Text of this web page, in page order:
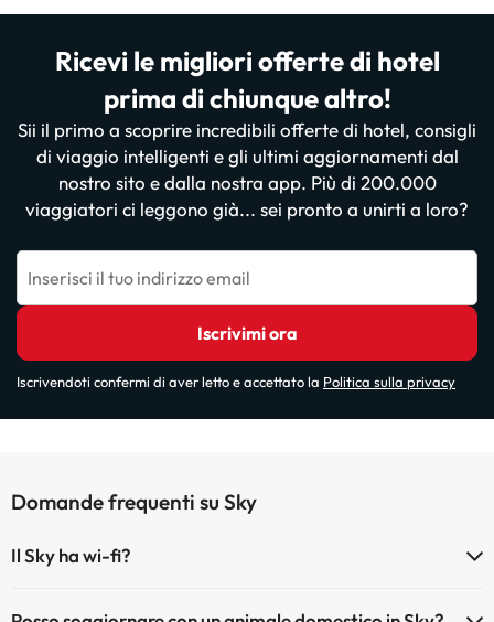
Ricevi le migliori offerte di hotel
prima di chiunque altro!
Sii il primo a scoprire incredibili offerte di hotel, consigli
di viaggio intelligenti e gli ultimi aggiornamenti dal
nostro sito e dalla nostra app. Più di 200.000
viaggiatori ci leggono già... sei pronto a unirti a loro?
Inserisci il tuo indirizzo email
Iscrivimi ora
Iscrivendoti confermi di aver letto e accettato la Politica sulla privacy
Domande frequenti su Sky
Il Sky ha wi-fi?